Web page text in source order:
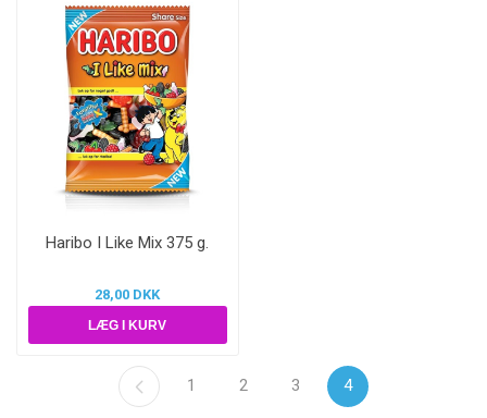
Haribo I Like Mix 375 g.
28,00 DKK
1 2 3 4